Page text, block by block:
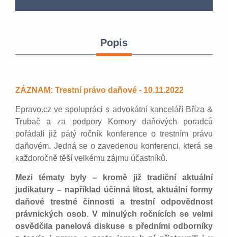
Popis
ZÁZNAM: Trestní právo daňové - 10.11.2022
Epravo.cz ve spolupráci s advokátní kanceláří Bříza &
Trubač a za podpory Komory daňových poradců
pořádali již pátý ročník konference o trestním právu
daňovém. Jedná se o zavedenou konferenci, která se
každoročně těší velkému zájmu účastníků.
Mezi tématy byly – kromě již tradiční aktuální
judikatury – například účinná lítost, aktuální formy
daňové trestné činnosti a trestní odpovědnost
právnických osob. V minulých ročnících se velmi
osvědčila panelová diskuse s předními odborníky